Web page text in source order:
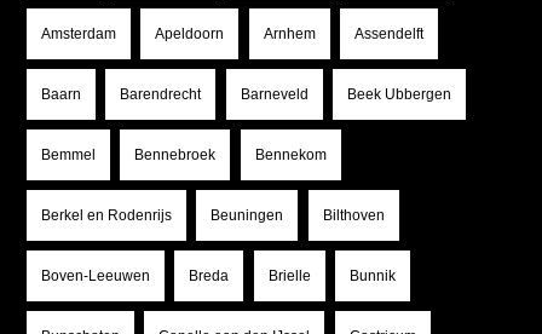
Amsterdam Apeldoorn Arnhem Assendelft
Baarn Barendrecht Barneveld Beek Ubbergen
Bemmel Bennebroek Bennekom
Berkel en Rodenrijs Beuningen Bilthoven
Boven-Leeuwen Breda Brielle Bunnik